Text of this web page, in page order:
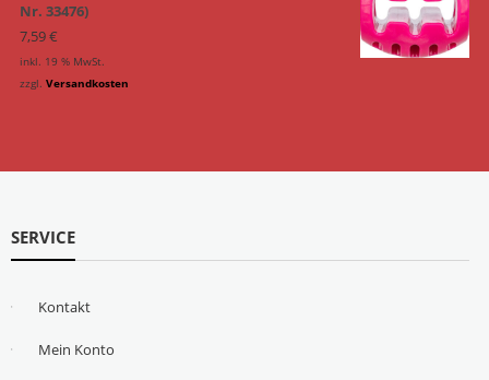
Nr. 33476)
7,59€
inkl. 19 % MwSt.
zzgl. Versandkosten
SERVICE
Kontakt
Mein Konto